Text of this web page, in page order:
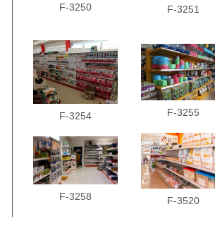
F-3250
F-3251
F-3254 F-3255
F-3258 F-3520